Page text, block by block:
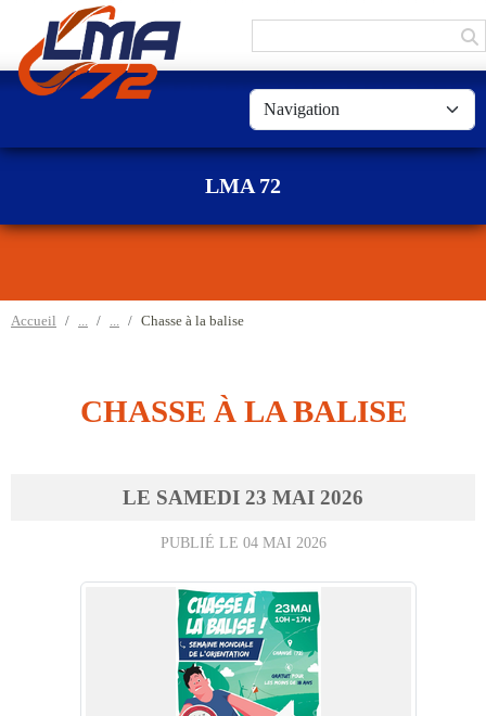
LMA 72
Accueil Chasse à la balise
CHASSE À LA BALISE
LE SAMEDI 23 MAI 2026
PUBLIÉ LE 04 MAI 2026
Panneau de gestion des cookies